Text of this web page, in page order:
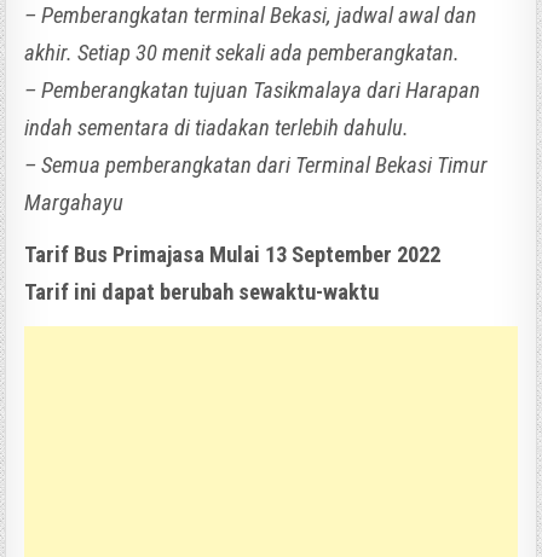
– Pemberangkatan terminal Bekasi, jadwal awal dan
akhir. Setiap 30 menit sekali ada pemberangkatan.
– Pemberangkatan tujuan Tasikmalaya dari Harapan
indah sementara di tiadakan terlebih dahulu.
– Semua pemberangkatan dari Terminal Bekasi Timur
Margahayu
Tarif Bus Primajasa Mulai 13 September 2022
Tarif ini dapat berubah sewaktu-waktu